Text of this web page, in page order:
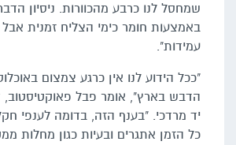
שמחסל לנו כרבע מהכוורות. ניסיון
באמצעות חומר כימי הצליח זמנית
עמידות".
"ככל הידוע לנו אין כרגע צמצום
הדבש בארץ", אומר פבל פאוקטיסטוב,
יד מרדכי. "בענף הזה, בדומה לענפי
כל הזמן אתגרים ובעיות כגון מחלות